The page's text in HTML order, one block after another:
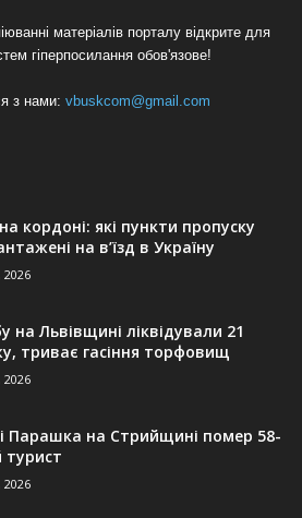
матеріалів порталу відкрите для
гіперпосилання обов'язове!
з нами: vbuskcom@gmail.com
кордоні: які пункти пропуску
на в’їзд в Україну
2026
на Львівщині ліквідували 21
триває гасіння торфовищ
2026
Парашка на Стрийщині помер 58-
турист
2026